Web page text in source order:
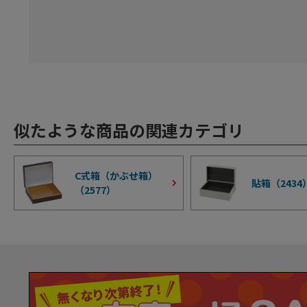
似たような商品の関連カテゴリ
C式箱（かぶせ箱）
（2577）
貼箱（2434